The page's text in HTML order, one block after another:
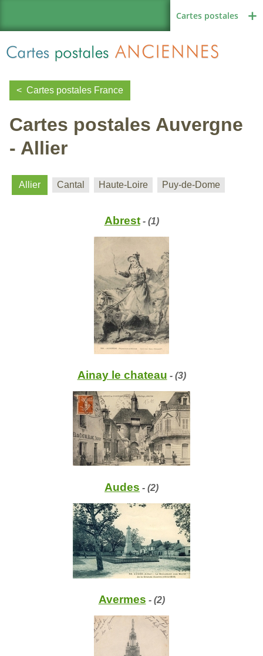
Cartes postales
Région de France
Autres pays
Thèmes
Cartes postales France
Cartes postales Auvergne
- Allier
Allier Cantal Haute-Loire Puy-de-Dome
Abrest- (1)
Ainay le chateau - (3)
Audes - (2)
Avermes - (2)